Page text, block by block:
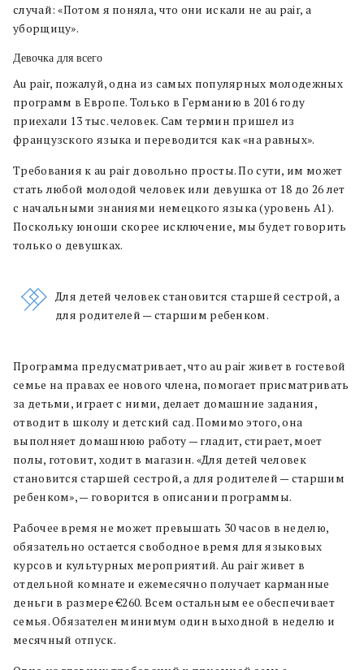
случай: «Потом я поняла, что они искали не au pair, а
уборщицу».
Девочка для всего
Au pair, пожалуй, одна из самых популярных молодежных
программ в Европе. Только в Германию в 2016 году
приехали 13 тыс. человек. Сам термин пришел из
французского языка и переводится как «на равных».
Требования к au pair довольно просты. По сути, им может
стать любой молодой человек или девушка от 18 до 26 лет
с начальными знаниями немецкого языка (уровень А1).
Поскольку юноши скорее исключение, мы будет говорить
только о девушках.
Для детей человек становится старшей сестрой, а
для родителей — старшим ребенком.
Программа предусматривает, что au pair живет в гостевой
семье на правах ее нового члена, помогает присматривать
за детьми, играет с ними, делает домашние задания,
отводит в школу и детский сад. Помимо этого, она
выполняет домашнюю работу — гладит, стирает, моет
полы, готовит, ходит в магазин. «Для детей человек
становится старшей сестрой, а для родителей — старшим
ребенком», — говорится в описании программы.
Рабочее время не может превышать 30 часов в неделю,
обязательно остается свободное время для языковых
курсов и культурных мероприятий. Au pair живет в
отдельной комнате и ежемесячно получает карманные
деньги в размере €260. Всем остальным ее обеспечивает
семья. Обязателен минимум один выходной в неделю и
месячный отпуск.